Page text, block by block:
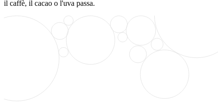
il caffè, il cacao o l'uva passa.